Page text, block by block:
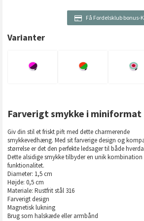
Få Fordelsklub bonus-
Varianter
Farverigt smykke i miniformat
Giv din stil et friskt pift med dette charmerende
smykkevedhæng. Med sit farverige design og
størrelse er det den perfekte ledsager til både
Dette alsidige smykke tilbyder en unik
funktionalitet.
Diameter: 1,5 cm
Højde: 0,5 cm
Materiale: Rustfrit stål 316
Farverigt design
Magnetisk lukning
Brug som halskæde eller armbånd